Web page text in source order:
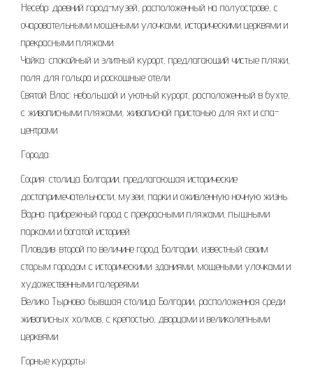
Несебр: древний город-музей, расположенный на полуострове, с
очаровательными мощеными улочками, историческими церквями и
прекрасными пляжами.
Чайка: спокойный и элитный курорт, предлагающий чистые пляжи,
поля для гольфа и роскошные отели.
Святой Влас: небольшой и уютный курорт, расположенный в бухте,
с живописными пляжами, живописной пристанью для яхт и спа-
центрами.
Города:
София: столица Болгарии, предлагающая исторические
достопримечательности, музеи, парки и оживленную ночную жизнь.
Варна: прибрежный город с прекрасными пляжами, пышными
парками и богатой историей.
Пловдив: второй по величине город Болгарии, известный своим
старым городом с историческими зданиями, мощеными улочками и
художественными галереями.
Велико Тырново: бывшая столица Болгарии, расположенная среди
живописных холмов, с крепостью, дворцами и великолепными
церквями.
Горные курорты: